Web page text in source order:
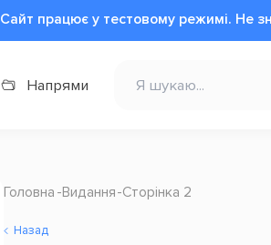
Сайт працює у тестовому режимі. Не
Напрями
Головна Видання Сторінка 2
Назад